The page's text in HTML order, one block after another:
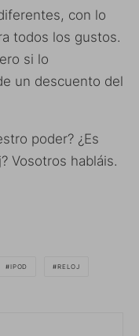
con lo
todos los gustos.
si lo
un descuento del
poder? ¿Es
Vosotros habláis.
IPOD RELOJ